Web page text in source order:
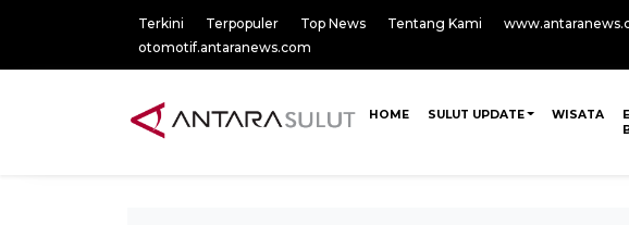
Terkini Terpopuler Top News Tentang Kami
otomotif.antaranews.com
HOME SULUT UPDATE WISATA